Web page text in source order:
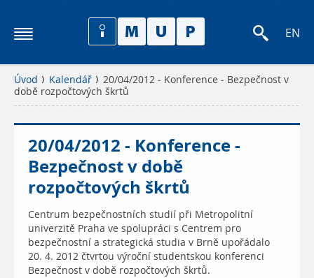
EN
Úvod Kalendář
20/04/2012 - Konference - Bezpečnost v
době rozpočtových škrtů
20/04/2012 - Konference -
Bezpečnost v době
rozpočtových škrtů
Centrum bezpečnostních studií při Metropolitní
univerzitě Praha ve spolupráci s Centrem pro
bezpečnostní a strategická studia v Brně upořádalo
20. 4. 2012 čtvrtou výroční studentskou konferenci
Bezpečnost v době rozpočtových škrtů.